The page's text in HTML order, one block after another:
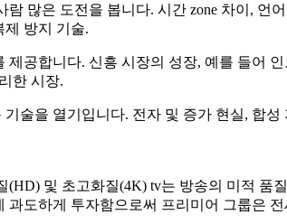
많은 도전을 봅니다. 시간 zone 차이,
제 방지 기술.
공합니다. 신흥 시장의 성장, 예를 들어
한 시장.
술을 열기입니다. 전자 및 증가 현실, 합
및 초고화질(4K) tv는 방송의 미적
도하게 투자함으로써 프리미어 그룹은